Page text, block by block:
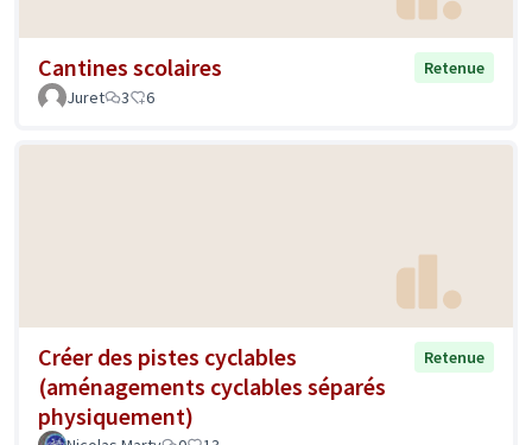
Cantines scolaires
Retenue
Juret
3 6
Créer des pistes cyclables
(aménagements cyclables séparés
physiquement)
Retenue